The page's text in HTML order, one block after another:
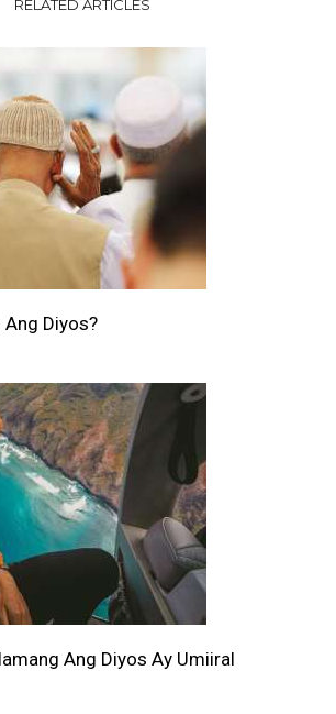
RELATED ARTICLES
Ang Diyos?
Ang Diyos Ay Umiiral